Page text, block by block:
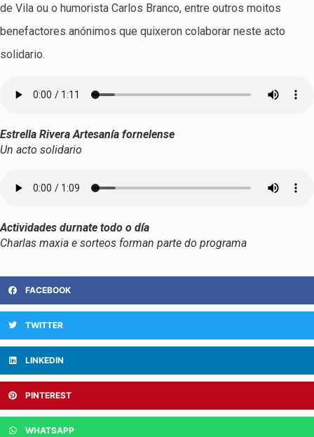
de Vila ou o humorista Carlos Branco, entre outros moitos
benefactores anónimos que quixeron colaborar neste acto
solidario.
Estrella Rivera Artesanía fornelense
Un acto solidario
Actividades durnate todo o día
Charlas maxia e sorteos forman parte do programa
FACEBOOK
TWITTER
LINKEDIN
PINTEREST
WHATSAPP